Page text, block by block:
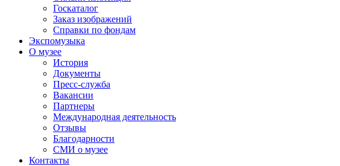
Госкаталог
Заказ изображений
Справки по фондам
Экспомузыка
О музее
История
Документы
Пресс-служба
Вакансии
Партнеры
Международная деятельность
Отзывы
Благодарности
СМИ о музее
Контакты